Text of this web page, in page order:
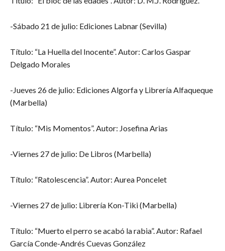
-Sábado 21 de julio: Ediciones Labnar (Sevilla)
Título: “La Huella del Inocente”. Autor: Carlos Gaspar
Delgado Morales
-Jueves 26 de julio: Ediciones Algorfa y Librería Alfaqueque
(Marbella)
Título: “Mis Momentos”. Autor: Josefina Arias
-Viernes 27 de julio: De Libros (Marbella)
Título: “Ratolescencia”. Autor: Aurea Poncelet
-Viernes 27 de julio: Librería Kon-Tiki (Marbella)
Título: “Muerto el perro se acabó la rabia”. Autor: Rafael
García Conde-Andrés Cuevas González